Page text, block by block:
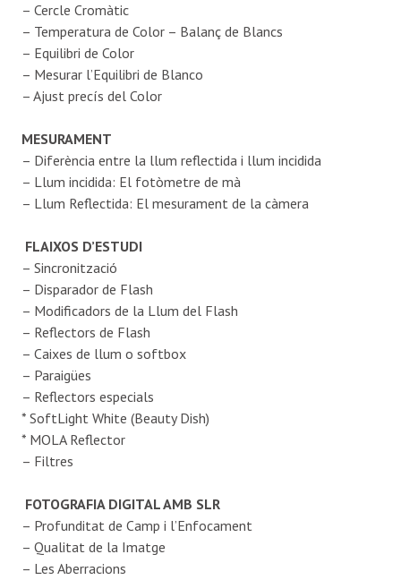
– Cercle Cromàtic
– Temperatura de Color – Balanç de Blancs
– Equilibri de Color
– Mesurar l’Equilibri de Blanco
– Ajust precís del Color
MESURAMENT
– Diferència entre la llum reflectida i llum incidida
– Llum incidida: El fotòmetre de mà
– Llum Reflectida: El mesurament de la càmera
FLAIXOS D’ESTUDI
– Sincronització
– Disparador de Flash
– Modificadors de la Llum del Flash
– Reflectors de Flash
– Caixes de llum o softbox
– Paraigües
– Reflectors especials
* SoftLight White (Beauty Dish)
* MOLA Reflector
– Filtres
FOTOGRAFIA DIGITAL AMB SLR
– Profunditat de Camp i l’Enfocament
– Qualitat de la Imatge
– Les Aberracions